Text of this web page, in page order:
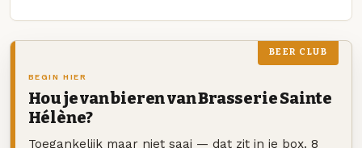
BEER CLUB
BEGIN HIER
Hou je van bieren van Brasserie Sainte
Hélène?
Toegankelijk maar niet saai — dat zit in je box. 8